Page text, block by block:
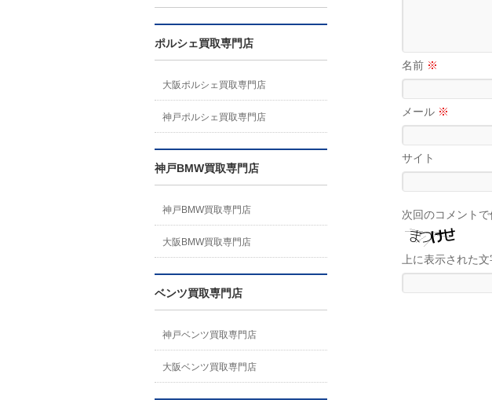
名前 ※
メール ※
サイト
次回のコメント
上に表示された文
ポルシェ買取専門店
大阪ポルシェ買取専門店
神戸ポルシェ買取専門店
神戸BMW買取専門店
神戸BMW買取専門店
大阪BMW買取専門店
ベンツ買取専門店
神戸ベンツ買取専門店
大阪ベンツ買取専門店